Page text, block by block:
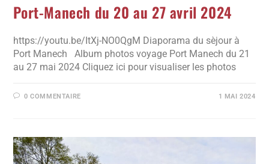
Port-Manech du 20 au 27 avril 2024
https://youtu.be/ItXj-NO0QgM Diaporama du sèjour à
Port Manech Album photos voyage Port Manech du 21
au 27 mai 2024 Cliquez ici pour visualiser les photos
0 COMMENTAIRE 1 MAI 2024